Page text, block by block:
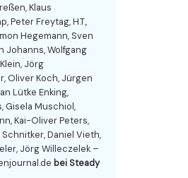
Klaus
Peter Freytag, H.T.,
Hegemann, Sven
Johanns, Wolfgang
Jörg
Oliver Koch, Jürgen
Lütke Enking,
Gisela Muschiol,
Kai-Oliver Peters,
Schnitker, Daniel Vieth,
Jörg Willeczelek –
bei Steady